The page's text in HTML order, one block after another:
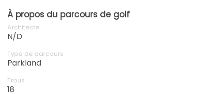
À propos du parcours de golf
Architecte
N/D
Type de parcours
Parkland
Trous
18